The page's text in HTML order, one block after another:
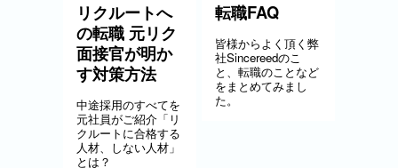
リクルートへ
の転職 元リク
面接官が明か
す対策方法
中途採用のすべてを
元社員がご紹介「リ
クルートに合格する
人材、しない人材」
とは？
転職FAQ
皆様からよく頂く弊
社Sincereedのこ
と、転職のことなど
をまとめてみまし
た。